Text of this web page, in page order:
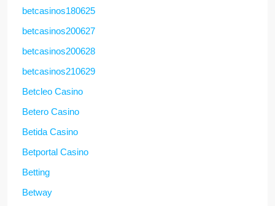
betcasinos180625
betcasinos200627
betcasinos200628
betcasinos210629
Betcleo Casino
Betero Casino
Betida Casino
Betportal Casino
Betting
Betway